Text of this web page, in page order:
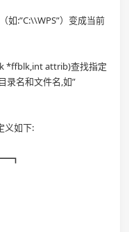
:”C:\\WPS”）变成当前
*ffblk,int attrib)查找指定
名和文件名,如”
义如下: